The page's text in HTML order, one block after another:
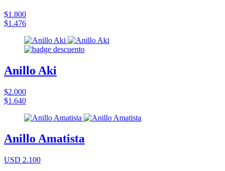
$1.800
$1.476
Anillo Aki
$2.000
$1.640
Anillo Amatista
USD 2.100